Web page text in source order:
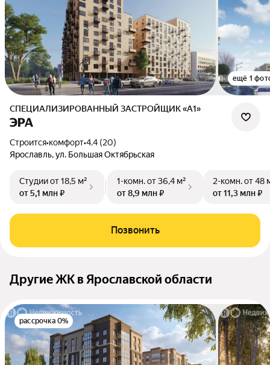
ещё 1
СПЕЦИАЛИЗИРОВАННЫЙ ЗАСТРОЙЩИК «А1»
ЭРА
Строится•комфорт•4.4 (20)
Ярославль, ул. Большая Октябрьская
Студииот 18,5 м²
от 5,1 млн ₽
1-комн.от 36,4 м²
от 8,9 млн ₽
2-комн.от 48
от 11,3 млн ₽
Позвонить
Другие ЖК в Ярославской области
рассрочка 0%